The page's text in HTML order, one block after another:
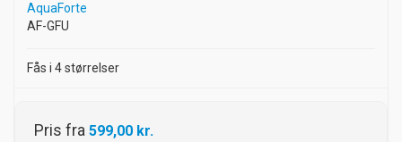
AquaForte
AF-GFU
Fås i 4 størrelser
Pris fra 599,00 kr.